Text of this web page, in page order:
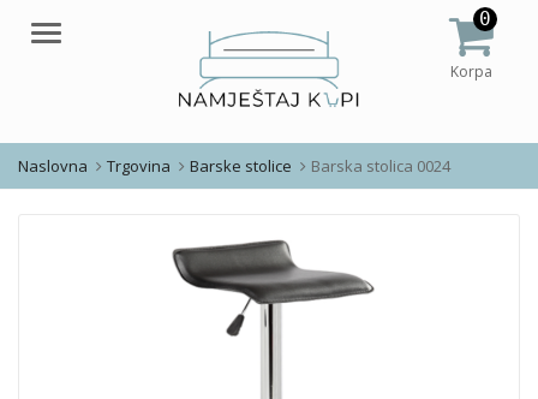
Meni
0
Korpa
Naslovna Trgovina Barske stolice Barska stolica 0024